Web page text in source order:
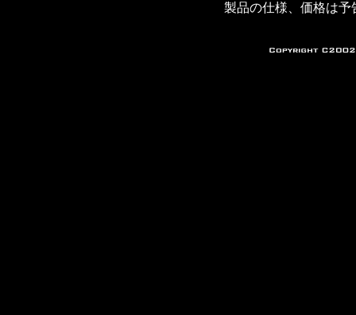
製品の仕様、価格は